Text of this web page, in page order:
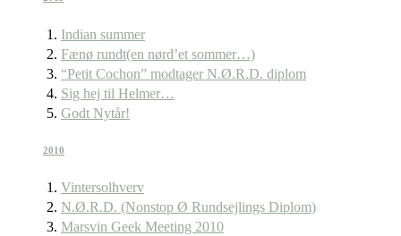
Indian summer
Fænø rundt(en nørd’et sommer…)
“Petit Cochon” modtager N.Ø.R.D. diplom
Sig hej til Helmer…
Godt Nytår!
2010
Vintersolhverv
N.Ø.R.D. (Nonstop Ø Rundsejlings Diplom)
Marsvin Geek Meeting 2010